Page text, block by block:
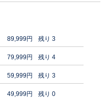
89,999円 残り 3
79,999円 残り 4
59,999円 残り 3
49,999円 残り 0